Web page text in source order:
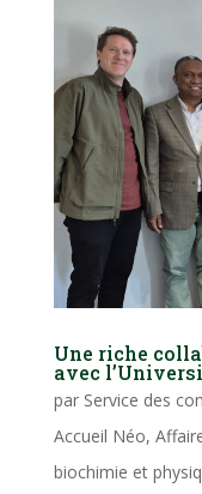
Une riche
avec
par Service des
Accueil Néo,
biochimie et